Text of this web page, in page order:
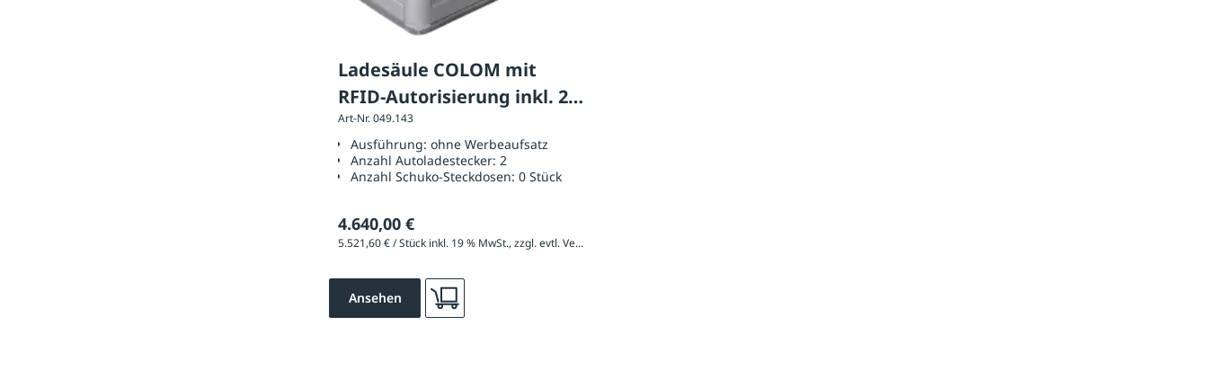
Ladesäule COLOM mit
RFID-Autorisierung inkl. 2x
Autoladesteckdose Typ 2
Art-Nr. 049.143
Ausführung: ohne Werbeaufsatz
Anzahl Autoladestecker: 2
Anzahl Schuko-Steckdosen: 0 Stück
4.640,00 €
5.521,60 € / Stück inkl. 19 % MwSt., zzgl. evtl. Versandkosten
Ansehen